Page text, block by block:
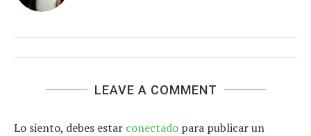
LEAVE A COMMENT
Lo siento, debes estar conectado para publicar un